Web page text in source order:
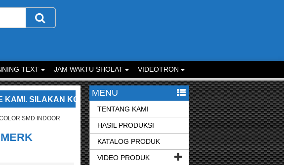
TEXT JAM WAKTU SHOLAT VIDEOTRON
KONTAK KAMI UNTUK LAYANAN LEBIH CEPAT. SELAMAT
SMD INDOOR
MENU
TENTANG KAMI
HASIL PRODUKSI
KATALOG PRODUK
VIDEO PRODUK